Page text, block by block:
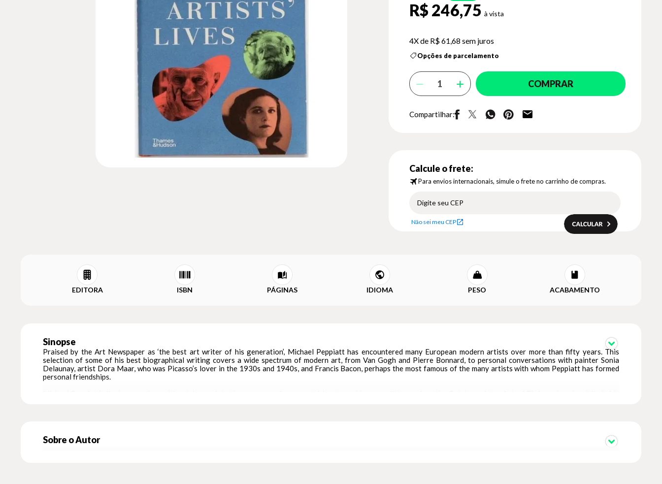
R$ 246,75
4X de R$ 61,68 sem juros
Opções de parcelamento
COMPRAR
Compartilhar:
Calcule o frete:
Para envios internacionais, simule o frete no carrinho de compras.
Não sei meu CEP
EDITORA ISBN PÁGINAS IDIOMA PESO ACABAMENTO
Sinopse
Praised by the Art Newspaper as ‘the best art writer of his generation’, Michael Peppiatt has encountered many European modern artists over more than fifty years. This
selection of some of his best biographical writing covers a wide spectrum of modern art, from Van Gogh and Pierre Bonnard, to personal conversations with painter Sonia
Delaunay, artist Dora Maar, who was Picasso’s lover in the 1930s and 1940s, and Francis Bacon, perhaps the most famous of the many artists with whom Peppiatt has formed
personal friendships.
Peppiatt curated at the 2009 Venice Biennale. Remarkably varied in their scope and lucidly written for a general reader, these selected essays not only provide us with perceptive
commentary and acute critical judgment, they also give a unique personal insight into some of the greatest creative minds of the modern era.
Sobre o Autor